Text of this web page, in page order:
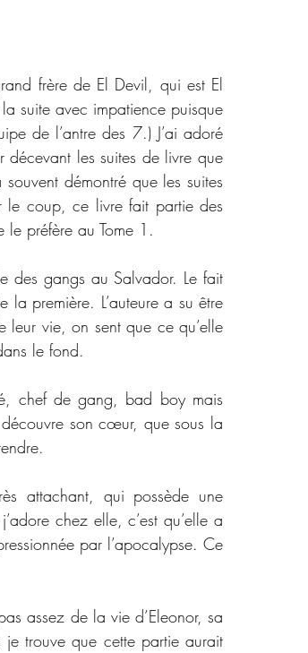
frère de El Devil, qui est El
suite avec impatience puisque
de l’antre des 7.) J’ai adoré
décevant les suites de livre que
démontré que les suites
le coup, ce livre fait partie des
le préfère au Tome 1.
des gangs au Salvador. Le fait
première. L’auteure a su être
vie, on sent que ce qu’elle
le fond.
chef de gang, bad boy mais
son cœur, que sous la
attachant, qui possède une
chez elle, c’est qu’elle a
par l’apocalypse. Ce
assez de la vie d’Eleonor, sa
trouve que cette partie aurait